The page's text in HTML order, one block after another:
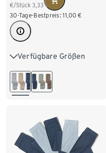
€/Stück 3,33
30-Tage-Bestpreis: 11,00 €
Verfügbare Größen
86/92 98/104
110/116 122/128